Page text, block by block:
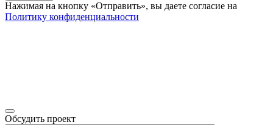
Нажимая на кнопку «Отправить», вы даете согласие на
Политику конфиденциальности
Обсудить проект